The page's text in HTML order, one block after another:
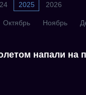
2025 2026
Октябрь Ноябрь
напали на